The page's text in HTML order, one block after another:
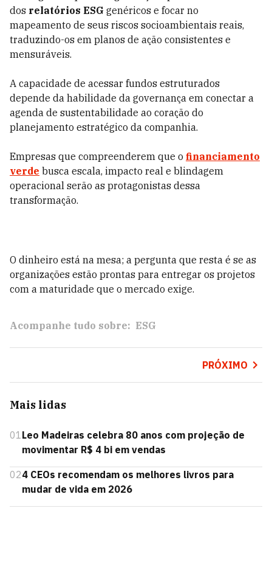
dos relatórios ESG genéricos e focar no
mapeamento de seus riscos socioambientais reais,
traduzindo-os em planos de ação consistentes e
mensuráveis.
A capacidade de acessar fundos estruturados
depende da habilidade da governança em conectar a
agenda de sustentabilidade ao coração do
planejamento estratégico da companhia.
Empresas que compreenderem que o financiamento
verde busca escala, impacto real e blindagem
operacional serão as protagonistas dessa
transformação.
O dinheiro está na mesa; a pergunta que resta é se as
organizações estão prontas para entregar os projetos
com a maturidade que o mercado exige.
Acompanhe tudo sobre: ESG
PRÓXIMO
Mais lidas
01Leo Madeiras celebra 80 anos com projeção de
movimentar R$ 4 bi em vendas
024 CEOs recomendam os melhores livros para
mudar de vida em 2026